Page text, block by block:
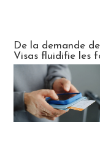
De la demande
Visas fluidifie les